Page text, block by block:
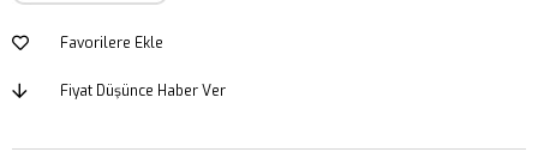
Favorilere Ekle
Fiyat Düşünce Haber Ver